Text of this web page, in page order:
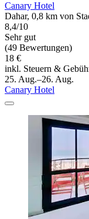
Canary Hotel
Dahar, 0,8 km von
8,4/10
Sehr gut
(49 Bewertungen)
18 €
inkl. Steuern &
25. Aug.–26. Aug.
Canary Hotel